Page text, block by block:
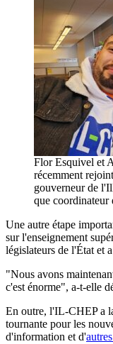
Flor Esquivel et
récemment
gouverneur de
que coordinateur
Une autre étape
sur l'enseignement
législateurs de l'État et
"Nous avons
c'est énorme", a-t-elle
En outre, l'IL-CHEP a
tournante pour les
d'information et d'